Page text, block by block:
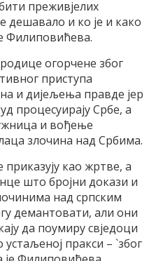
преживјелих
дешавало и ко је и како
Филиповићева.
огорчене због
приступа
и дијељења правде јер
процесуирају Србе, а
и вођење
злочина над Србима.
као жртве, а
што бројни докази и
над српским
демантовати, али они
да поумиру свједоци
пракси – `због